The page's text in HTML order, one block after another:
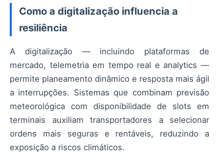
Como a digitalização influencia a
resiliência
A digitalização — incluindo plataformas de
mercado, telemetria em tempo real e analytics —
permite planeamento dinâmico e resposta mais ágil
a interrupções. Sistemas que combinam previsão
meteorológica com disponibilidade de slots em
terminais auxiliam transportadores a selecionar
ordens mais seguras e rentáveis, reduzindo a
exposição a riscos climáticos.